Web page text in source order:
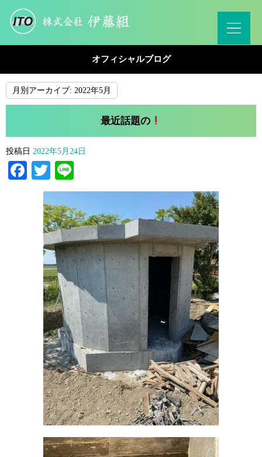
オフィシャルブログ
月別アーカイブ: 2022年5月
最近話題の
投稿日 2022年5月24日
Facebook
Twitter